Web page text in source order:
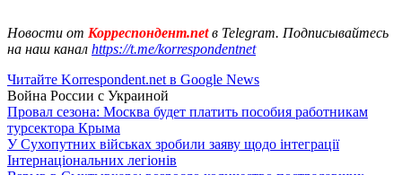
Новости от Корреспондент.netв Telegram. Подписывайтесь
на наш канал https://t.me/korrespondentnet
Читайте Korrespondent.net в Google News
Война России с Украиной
Провал сезона: Москва будет платить пособия работникам
турсектора Крыма
У Сухопутних військах зробили заяву щодо інтеграції
Інтернаціональних легіонів